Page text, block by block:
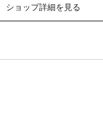
ショップ詳細を見る